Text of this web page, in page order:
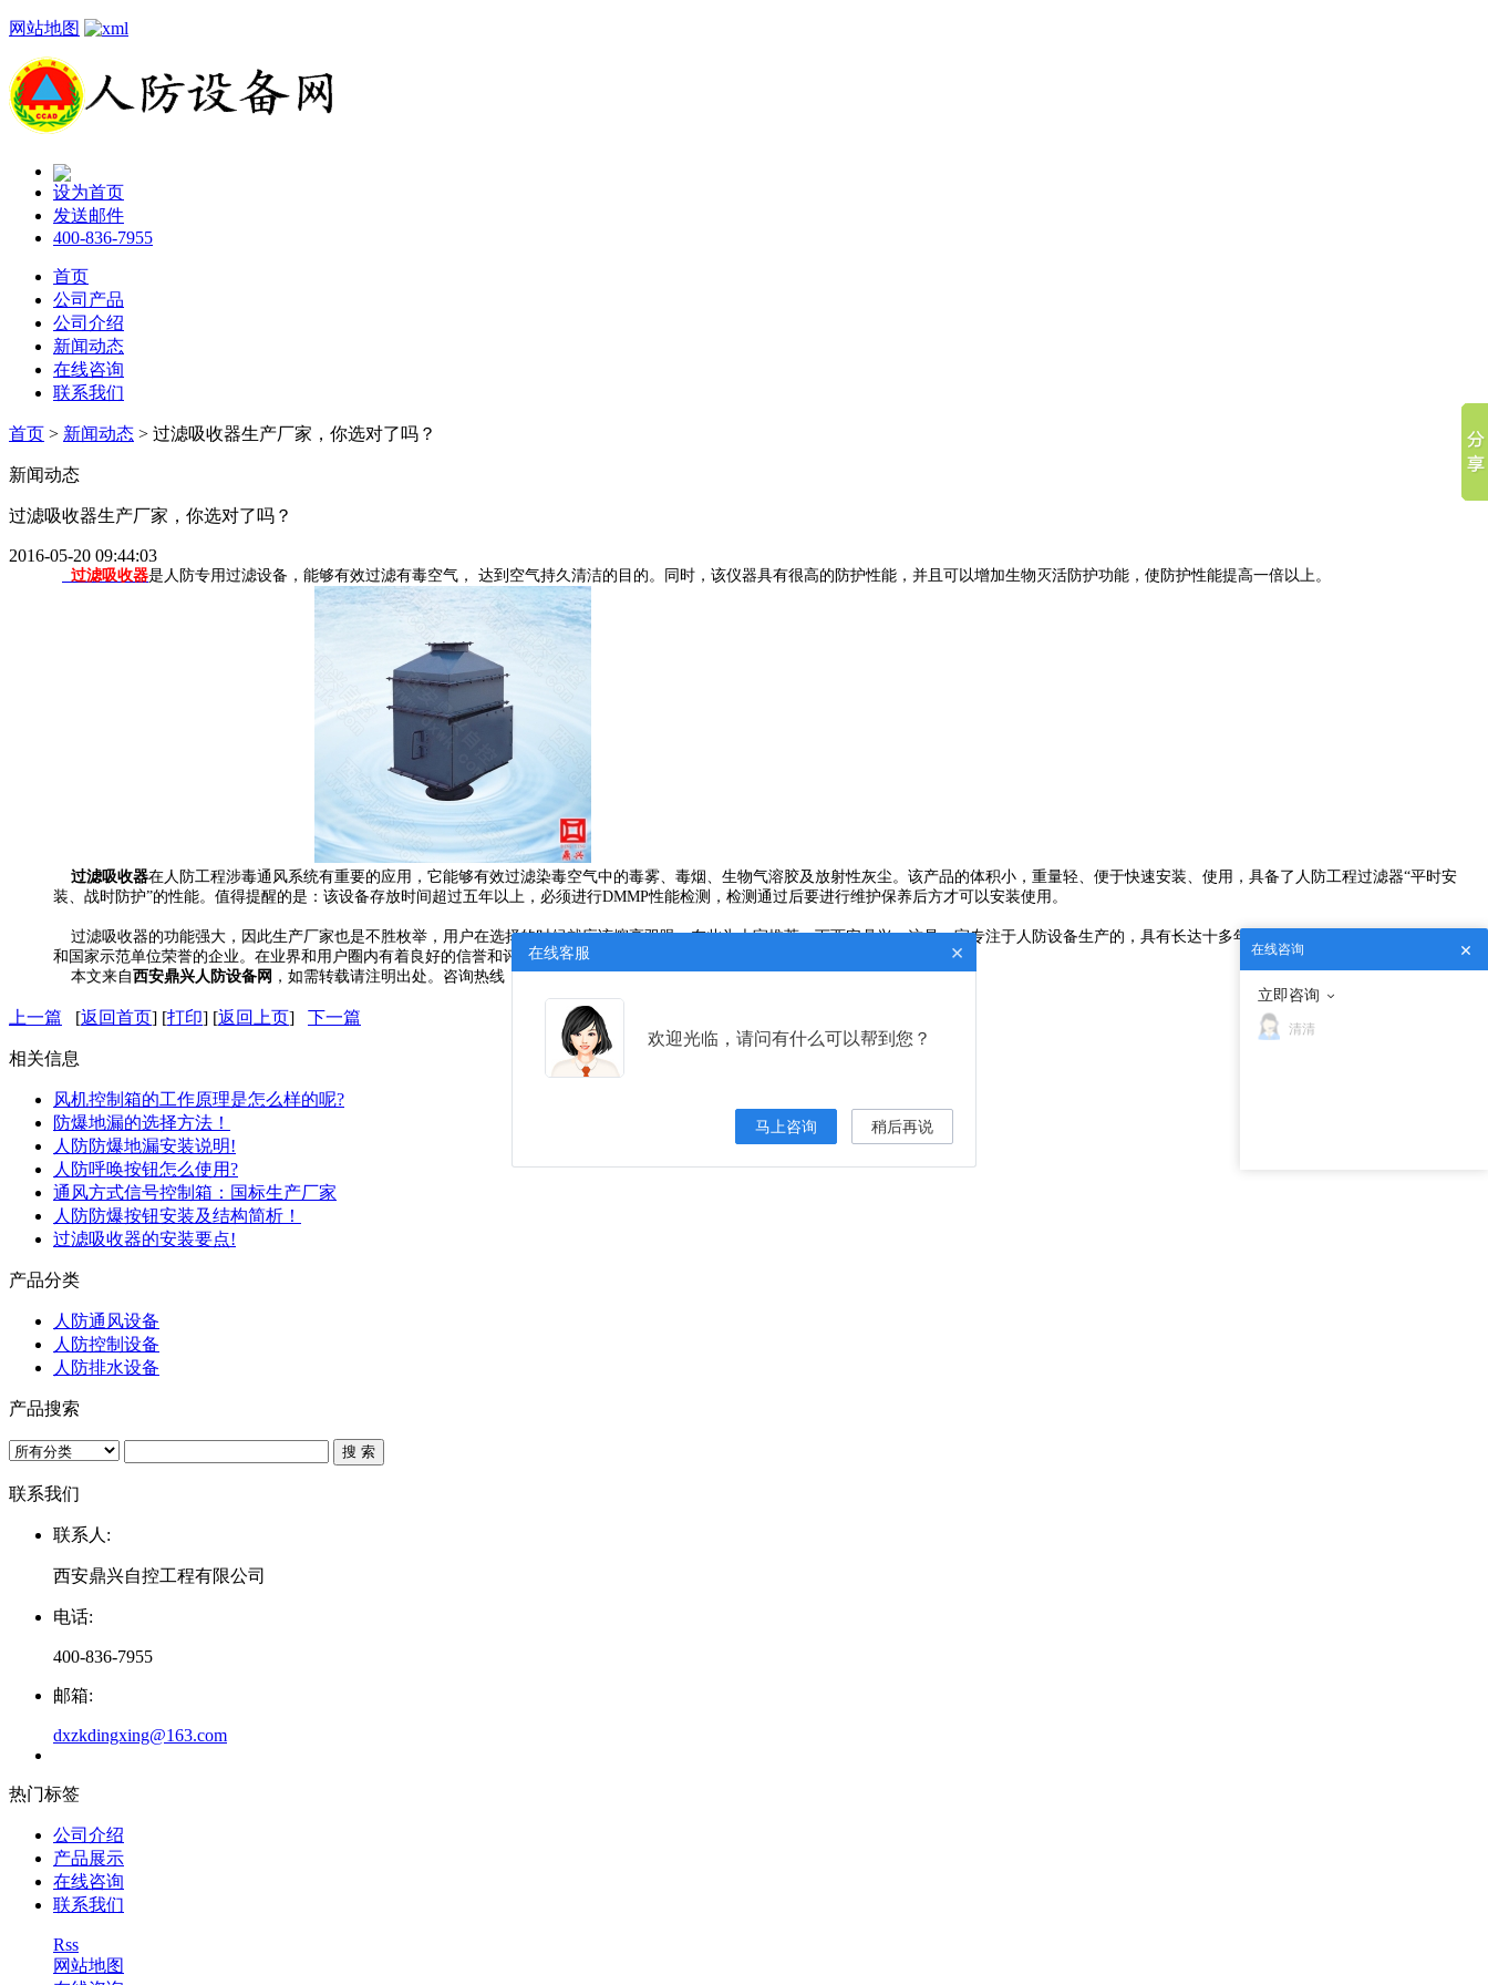
网站地图
设为首页
发送邮件
400-836-7955
首页
公司产品
公司介绍
新闻动态
在线咨询
联系我们
首页 > 新闻动态 > 过滤吸收器生产厂家，你选对了吗？
新闻动态
过滤吸收器生产厂家，你选对了吗？
2016-05-20 09:44:03
过滤吸收器是人防专用过滤设备，能够有效过滤有毒空气， 达到空气持久清洁的目的。同时，该仪器具有很高的防护性能，并且可以增加生物灭活防护功能，使防护性能提高一倍以上。
过滤吸收器在人防工程涉毒通风系统有重要的应用，它能够有效过滤染毒空气中的毒雾、毒烟、生物气溶胶及放射性灰尘。该产品的体积小，重量轻、便于快速安装、使用，具备了人防工程过滤器“平时安
装、战时防护”的性能。值得提醒的是：该设备存放时间超过五年以上，必须进行DMMP性能检测，检测通过后要进行维护保养后方才可以安装使用。
过滤吸收器的功能强大，因此生产厂家也是不胜枚举，用户在选择的时候就应该擦亮双眼。在此为大家推荐一下西安鼎兴，这是一家专注于人防设备生产的，具有长达十多年生产经验的，多次荣获国家专利
和国家示范单位荣誉的企业。在业界和用户圈内有着良好的信誉和评价。
本文来自西安鼎兴人防设备网 ，如需转载请注明出处。咨询热线：400-886-9935
上一篇 [返回首页] [打印] [返回上页] 下一篇
相关信息
风机控制箱的工作原理是怎么样的呢?
防爆地漏的选择方法！
人防防爆地漏安装说明!
人防呼唤按钮怎么使用?
通风方式信号控制箱：国标生产厂家
人防防爆按钮安装及结构简析！
过滤吸收器的安装要点!
产品分类
人防通风设备
人防控制设备
人防排水设备
产品搜索
联系我们
联系人:
西安鼎兴自控工程有限公司
电话:
400-836-7955
邮箱:
dxzkdingxing@163.com
热门标签
公司介绍
产品展示
在线咨询
联系我们
Rss
网站地图
在线咨询
立即咨询
清清
在线客服
欢迎光临，请问有什么可以帮到您？
马上咨询 稍后再说
×